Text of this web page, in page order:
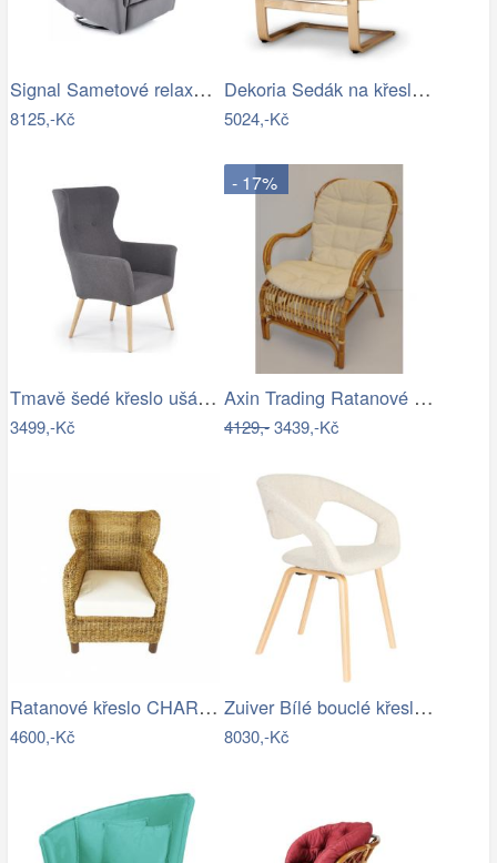
Signal Sametové relaxační polohovací…
8125,-Kč
Dekoria Sedák na křeslo IKEA Poäng II,…
5024,-Kč
Tmavě šedé křeslo ušák Cotto
3499,-Kč
- 17%
Axin Trading Ratanové Křeslo Sidney -…
4129,-3439,-Kč
Ratanové křeslo CHARLESTON - banánový…
4600,-Kč
Zuiver Bílé bouclé křeslo FLEXBACK
8030,-Kč